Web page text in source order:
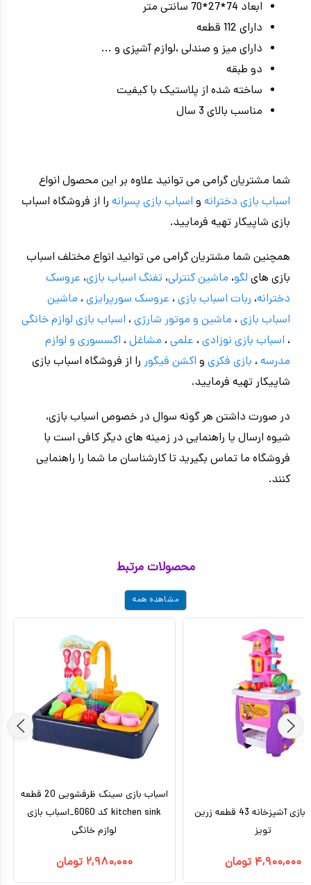
ابعاد 74*27*70 سانتی متر
دارای 112 قطعه
دارای میز و صندلی ،لوازم آشپزی و ...
دو طبقه
ساخته شده از پلاستیک با کیفیت
مناسب بالای 3 سال
شما مشتریان گرامی می توانید علاوه بر این محصول انواع
اسباب بازی دخترانه و اسباب بازی پسرانه را از فروشگاه اسباب
بازی شاپیکار تهیه فرمایید.
همچنین شما مشتریان گرامی می توانید انواع مختلف اسباب
بازی های لگو، ماشین کنترلی، تفنگ اسباب بازی، عروسک
دخترانه، ربات اسباب بازی ، عروسک سورپرایزی ، ماشین
اسباب بازی ، ماشین و موتور شارژی ، اسباب بازی لوازم خانگی
، اسباب بازی نوزادی ، علمی ، مشاغل ، اکسسوری و لوازم
مدرسه ، بازی فکری و اکشن فیگور را از فروشگاه اسباب بازی
شاپیکار تهیه فرمایید.
در صورت داشتن هر گونه سوال در خصوص اسباب بازی،
شیوه ارسال یا راهنمایی در زمینه های دیگر کافی است با
فروشگاه ما تماس بگیرید تا کارشناسان ما شما را راهنمایی
کنند.
محصولات مرتبط
مشاهده همه
اسباب بازی سینک ظرفشویی 20 قطعه
kitchen sink کد 6060_اسباب بازی
لوازم خانگی
۲,۹۸۰,۰۰۰ تومان
اسباب بازی آشپزخانه 43 قطعه زرین
تویز
۴,۹۰۰,۰۰۰ تومان